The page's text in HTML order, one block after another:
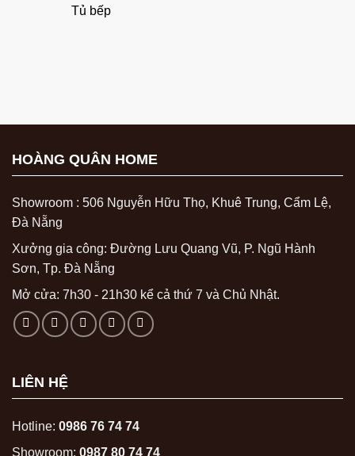
Tủ bếp
HOÀNG QUÂN HOME
Showroom : 506 Nguyễn Hữu Thọ, Khuê Trung, Cẩm Lệ,
Đà Nẵng
Xưởng gia công: Đường Lưu Quang Vũ, P. Ngũ Hành
Sơn, Tp. Đà Nẵng
Mở cửa: 7h30 - 21h30 kể cả thứ 7 và Chủ Nhật.
LIÊN HỆ
Hotline: 0986 76 74 74
Showroom: 0987 80 74 74